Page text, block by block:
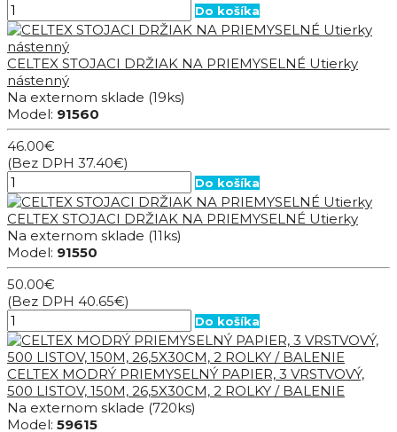
Do košíka
CELTEX STOJACI DRŽIAK NA PRIEMYSELNÉ Utierky
nástenný
Na externom sklade (19ks)
Model: 91560
46.00€
(Bez DPH 37.40€)
Do košíka
CELTEX STOJACI DRŽIAK NA PRIEMYSELNÉ Utierky
Na externom sklade (11ks)
Model: 91550
50.00€
(Bez DPH 40.65€)
Do košíka
CELTEX MODRÝ PRIEMYSELNÝ PAPIER, 3 VRSTVOVÝ,
500 LISTOV, 150M, 26,5X30CM, 2 ROLKY / BALENIE
Na externom sklade (720ks)
Model: 59615